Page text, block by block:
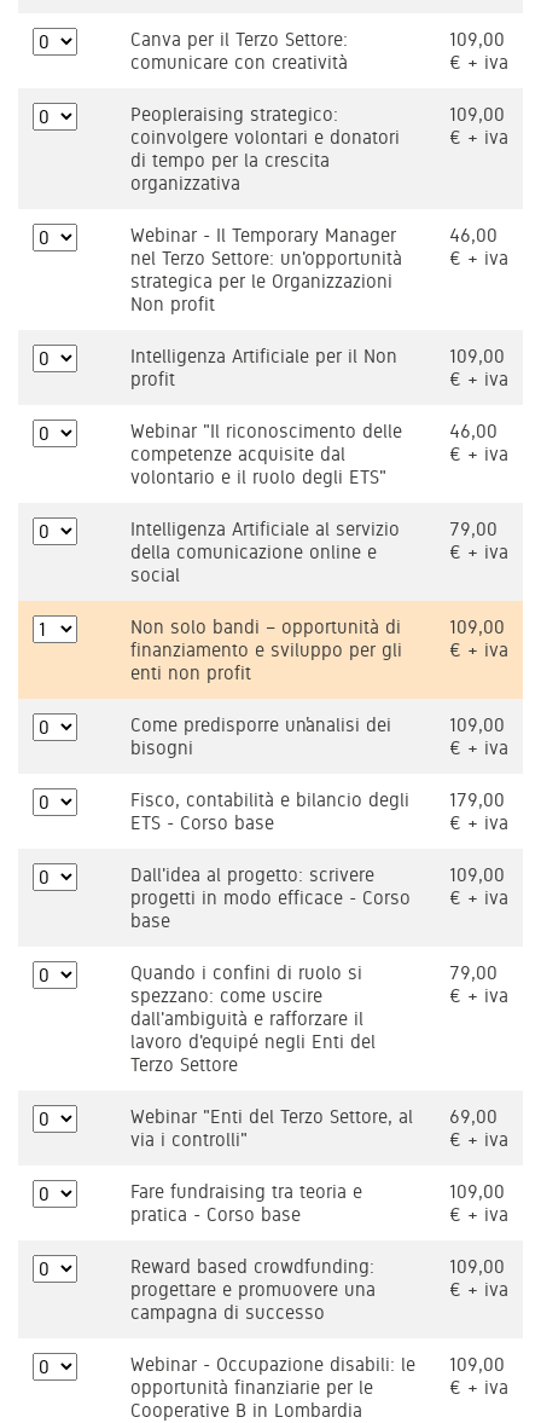
Canva per il Terzo Settore:
comunicare con creatività
109,00
€ + iva
Peopleraising strategico:
coinvolgere volontari e donatori
di tempo per la crescita
organizzativa
109,00
€ + iva
Webinar - Il Temporary Manager
nel Terzo Settore: un'opportunità
strategica per le Organizzazioni
Non profit
46,00
€ + iva
Intelligenza Artificiale per il Non
profit
109,00
€ + iva
Webinar "Il riconoscimento delle
competenze acquisite dal
volontario e il ruolo degli ETS"
46,00
€ + iva
Intelligenza Artificiale al servizio
della comunicazione online e
social
79,00
€ + iva
Non solo bandi – opportunità di
finanziamento e sviluppo per gli
enti non profit
109,00
€ + iva
Come predisporre un’analisi dei
bisogni
109,00
€ + iva
Fisco, contabilità e bilancio degli
ETS - Corso base
179,00
€ + iva
Dall'idea al progetto: scrivere
progetti in modo efficace - Corso
base
109,00
€ + iva
Quando i confini di ruolo si
spezzano: come uscire
dall'ambiguità e rafforzare il
lavoro d'equipé negli Enti del
Terzo Settore
79,00
€ + iva
Webinar "Enti del Terzo Settore, al
via i controlli"
69,00
€ + iva
Fare fundraising tra teoria e
pratica - Corso base
109,00
€ + iva
Reward based crowdfunding:
progettare e promuovere una
campagna di successo
109,00
€ + iva
Webinar - Occupazione disabili: le
opportunità finanziarie per le
Cooperative B in Lombardia
109,00
€ + iva